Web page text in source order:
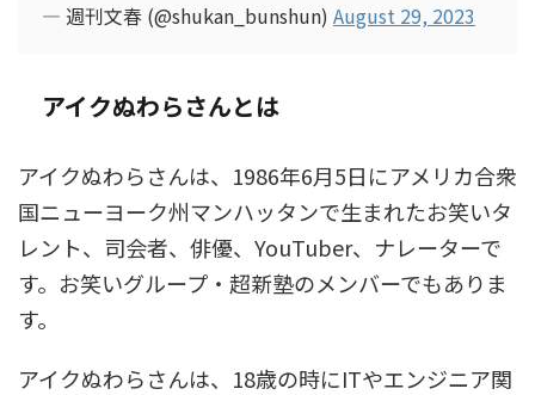
— 週刊文春 (@shukan_bunshun) August 29, 2023
アイクぬわらさんとは
アイクぬわらさんは、1986年6月5日にアメリカ合衆
国ニューヨーク州マンハッタンで生まれたお笑いタ
レント、司会者、俳優、YouTuber、ナレーターで
す。お笑いグループ・超新塾のメンバーでもありま
す。
アイクぬわらさんは、18歳の時にITやエンジニア関